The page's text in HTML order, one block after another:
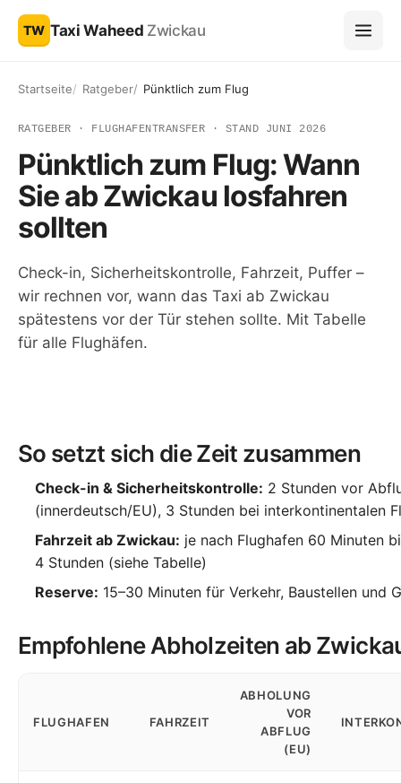
TW Taxi Waheed Zwickau
Startseite Ratgeber Pünktlich zum Flug
RATGEBER · FLUGHAFENTRANSFER · STAND JUNI 2026
Pünktlich zum Flug: Wann
Sie ab Zwickau losfahren
sollten
Check-in, Sicherheitskontrolle, Fahrzeit, Puffer –
wir rechnen vor, wann das Taxi ab Zwickau
spätestens vor der Tür stehen sollte. Mit Tabelle
für alle Flughäfen.
Faustformel:Abholzeit = Abflugzeit − Check-in-
So setzt sich die Zeit zusammen
Check-in & Sicherheitskontrolle: 2 Stunden vor
(innerdeutsch/EU), 3 Stunden bei interkontinentalen
Fahrzeit ab Zwickau: je nach Flughafen 60 Minuten
4 Stunden (siehe Tabelle)
Reserve: 15–30 Minuten für Verkehr, Baustellen und
Empfohlene Abholzeiten ab
FLUGHAFEN FAHRZEIT
ABHOLUNG
VOR
ABFLUG
(EU)